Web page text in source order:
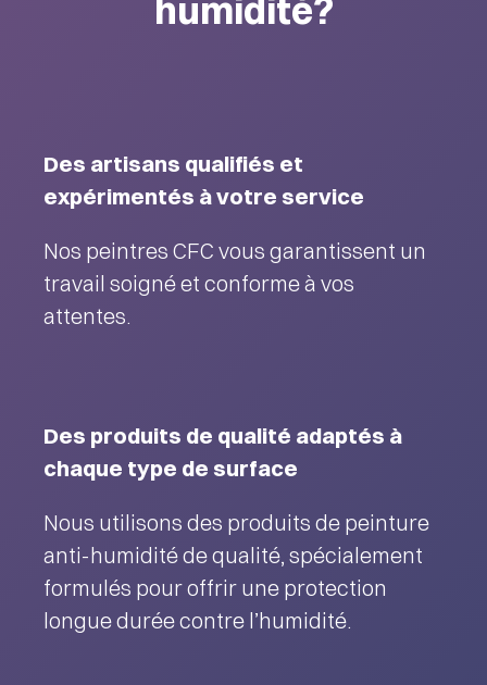
humidité?
Des artisans qualifiés et
expérimentés à votre service
Nos peintres CFC vous garantissent un
travail soigné et conforme à vos
attentes.
Des produits de qualité adaptés à
chaque type de surface
Nous utilisons des produits de peinture
anti-humidité de qualité, spécialement
formulés pour offrir une protection
longue durée contre l’humidité.